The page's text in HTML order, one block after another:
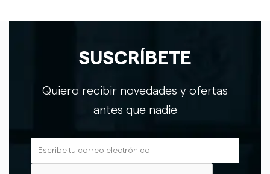
SUSCRÍBETE
Quiero recibir novedades y ofertas
antes que nadie